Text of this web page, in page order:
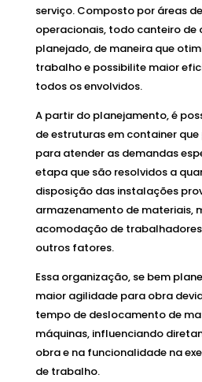
serviço. Composto por áreas
operacionais, todo canteiro de
planejado, de maneira que
trabalho e possibilite maior
todos os envolvidos.
A partir do planejamento, é
de estruturas em container
para atender as demandas
etapa que são resolvidos a
disposição das instalações
armazenamento de materiais,
acomodação de
outros fatores.
Essa organização, se bem
maior agilidade para obra
tempo de deslocamento de
máquinas, influenciando
obra e na funcionalidade na
de trabalho.